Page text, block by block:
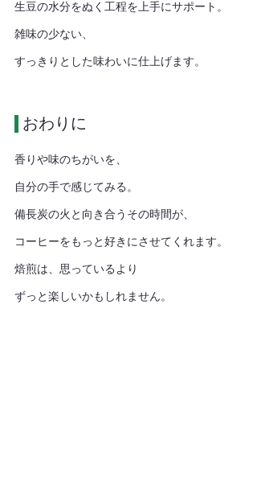
生豆の水分をぬく工程を上手にサポート。
雑味の少ない、
すっきりとした味わいに仕上げます。
おわりに
香りや味のちがいを、
自分の手で感じてみる。
備長炭の火と向き合うその時間が、
コーヒーをもっと好きにさせてくれます。
焙煎は、思っているより
ずっと楽しいかもしれません。